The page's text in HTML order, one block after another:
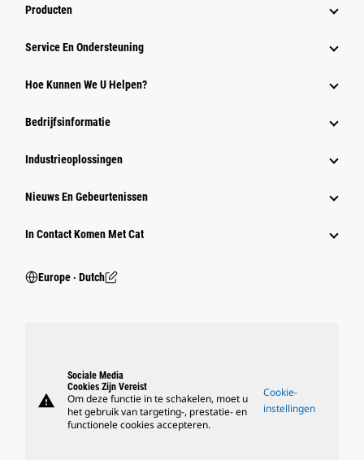
Producten
Service En Ondersteuning
Hoe Kunnen We U Helpen?
Bedrijfsinformatie
Industrieoplossingen
Nieuws En Gebeurtenissen
In Contact Komen Met Cat
Europe ‧ Dutch
warning
Sociale Media
Cookies Zijn Vereist
Om deze functie in te schakelen, moet u
het gebruik van targeting-, prestatie- en
functionele cookies accepteren.
Cookie-
instellingen